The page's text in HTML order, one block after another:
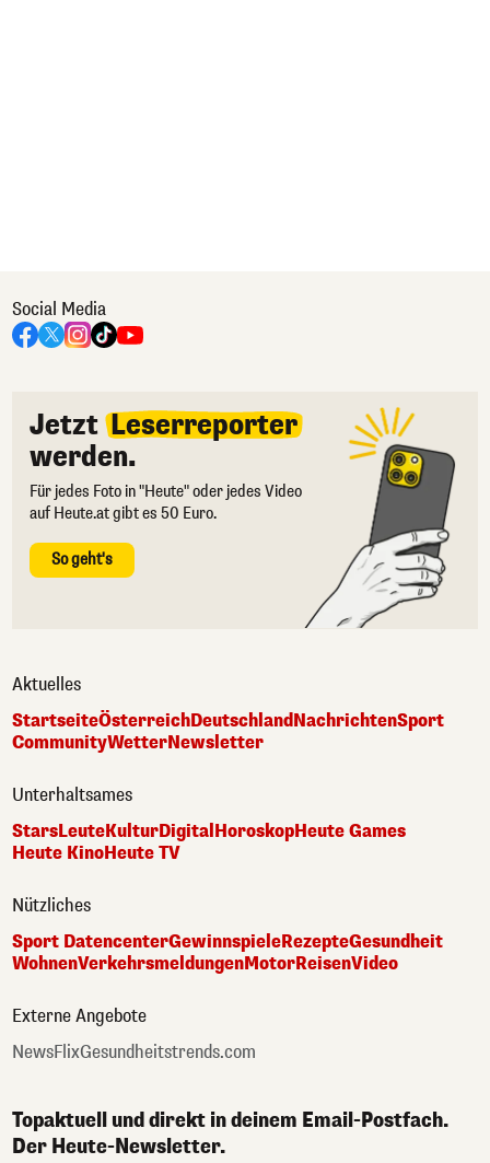
Social Media
Jetzt Leserreporter
werden.
Für jedes Foto in "Heute" oder jedes Video
auf Heute.at gibt es 50 Euro.
So geht's
Aktuelles
StartseiteÖsterreichDeutschlandNachrichtenSport
CommunityWetterNewsletter
Unterhaltsames
StarsLeuteKulturDigitalHoroskopHeute Games
Heute KinoHeute TV
Nützliches
Sport DatencenterGewinnspieleRezepteGesundheit
WohnenVerkehrsmeldungenMotorReisenVideo
Externe Angebote
NewsFlixGesundheitstrends.com
Topaktuell und direkt in deinem Email-Postfach.
Der Heute-Newsletter.